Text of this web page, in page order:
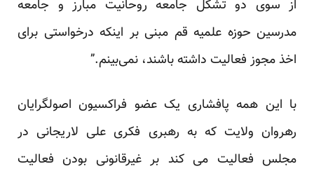
از سوی دو تشکل جامعه روحانیت مبارز و جامعه
مدرسین حوزه علمیه قم مبنی بر اینکه درخواستی برای
اخذ مجوز فعالیت داشته باشند، نمی‌بینم.”
با این همه پافشاری یک عضو فراکسیون اصولگرایان
رهروان ولایت که به رهبری فکری علی لاریجانی در
مجلس فعالیت می کند بر غیرقانونی بودن فعالیت